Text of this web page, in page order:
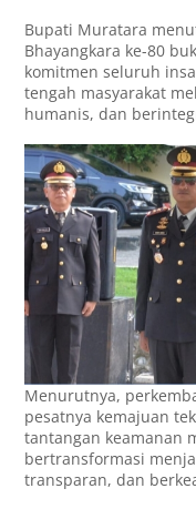
Bupati Muratara
Bhayangkara ke-80
komitmen seluruh
tengah masyarakat
humanis, dan
Menurutnya,
pesatnya kemajuan
tantangan keamanan
bertransformasi
transparan, dan